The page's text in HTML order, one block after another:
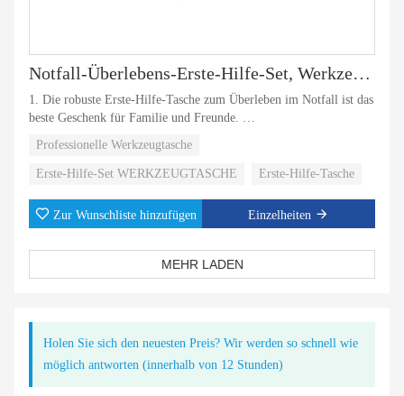
Notfall-Überlebens-Erste-Hilfe-Set, Werkzeugtasche für Männer und Frauen
1. Die robuste Erste-Hilfe-Tasche zum Überleben im Notfall ist das
beste Geschenk für Familie und Freunde.
2. Mit unserem Survival-Kit können Sie ein sichereres Abenteuer
beginnen.
Professionelle Werkzeugtasche
Erste-Hilfe-Set WERKZEUGTASCHE Erste-Hilfe-Tasche
Zur Wunschliste hinzufügen Einzelheiten
MEHR LADEN
Holen Sie sich den neuesten Preis? Wir werden so schnell wie
möglich antworten (innerhalb von 12 Stunden)